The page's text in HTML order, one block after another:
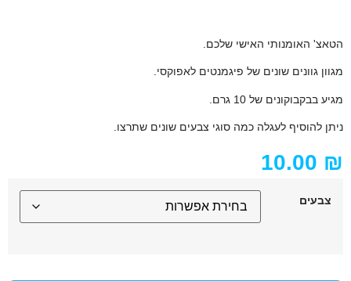
10.00 ₪
הטאצ' האומנותי האישי שלכם.
מגוון גוונים שונים של פיגמנטים לאפוקסי.
מגיע בבקבוקונים של 10 גרם.
ניתן להוסיף לעגלה כמה סוגי צבעים שונים שתרצו.
צבעים